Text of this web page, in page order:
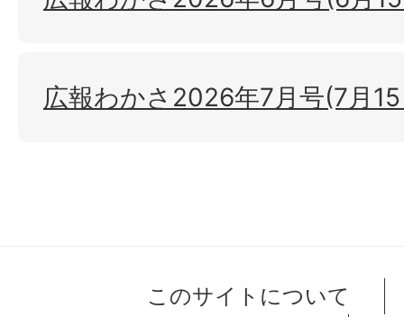
広報わかさ2026年7月号(7月
このサイトについて